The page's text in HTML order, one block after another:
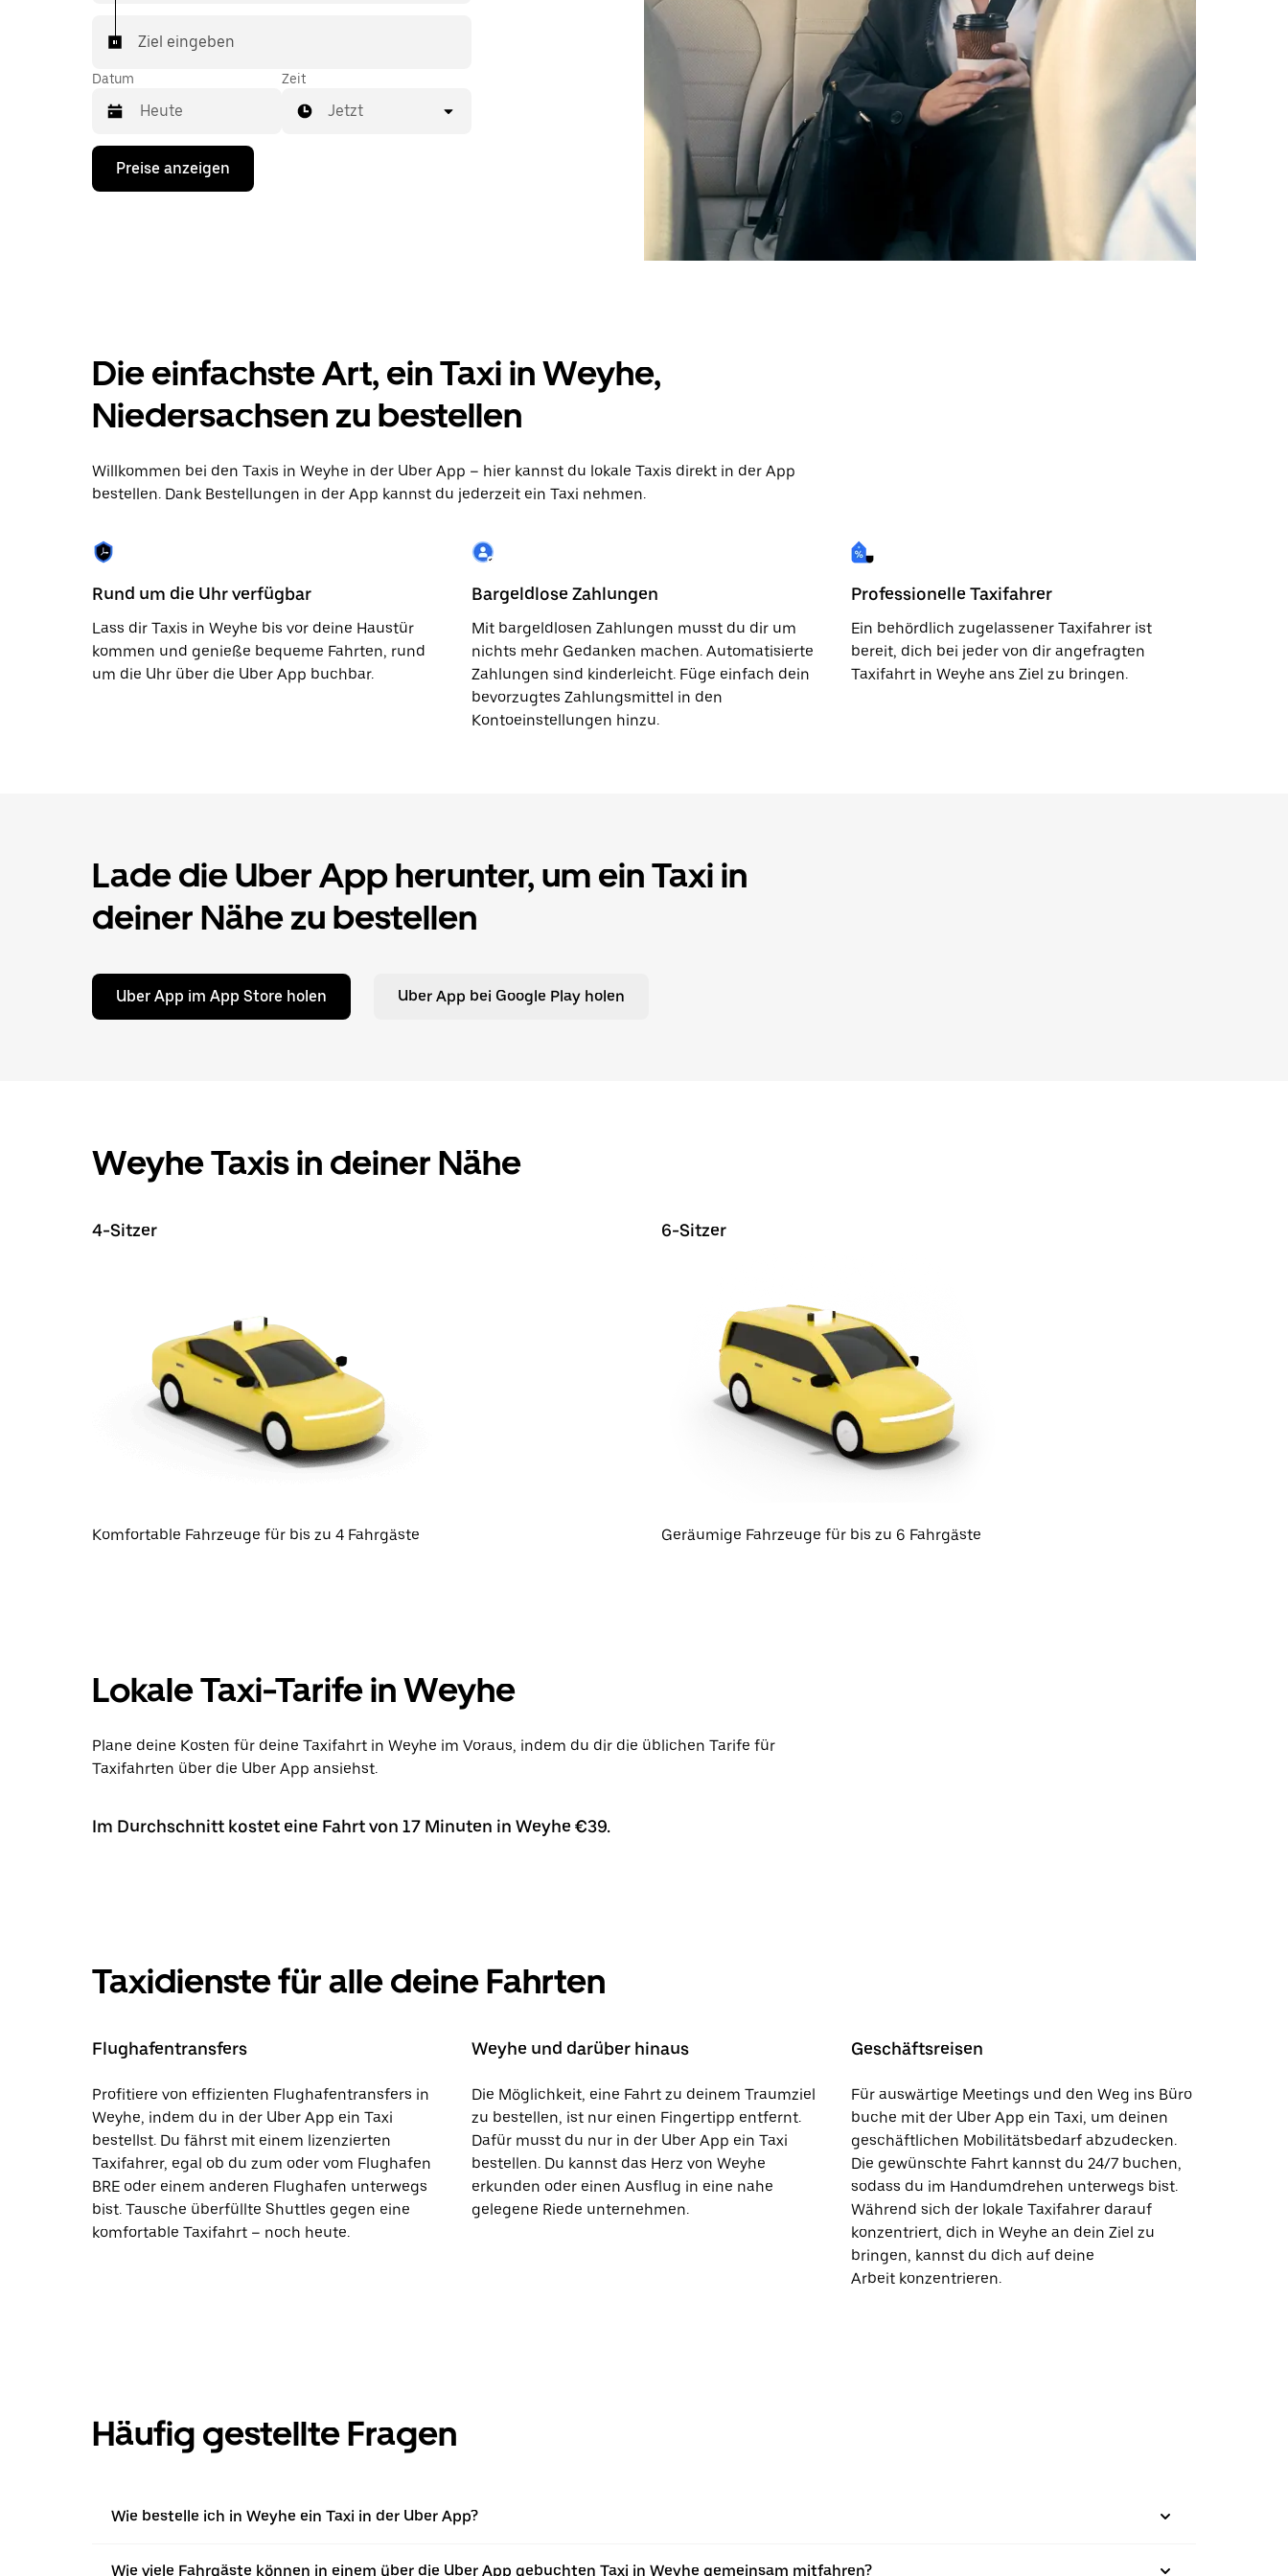
Ziel eingeben
Datum
Drücke
Nach-
ein
Datum
auszuwählen.
Drücke
Taste,
um
den
zu
schließen.
Zeit
Jetzt
Preise anzeigen
Die einfachste Art, ein Taxi in Weyhe,
Niedersachsen zu bestellen
Willkommen bei den Taxis in Weyhe in der Uber App – hier kannst du lokale Taxis direkt in der App
bestellen. Dank Bestellungen in der App kannst du jederzeit ein Taxi nehmen.
Rund um die Uhr verfügbar
Lass dir Taxis in Weyhe bis vor deine Haustür
kommen und genieße bequeme Fahrten, rund
um die Uhr über die Uber App buchbar.
Bargeldlose Zahlungen
Mit bargeldlosen Zahlungen musst du dir um
nichts mehr Gedanken machen. Automatisierte
Zahlungen sind kinderleicht. Füge einfach dein
bevorzugtes Zahlungsmittel in den
Kontoeinstellungen hinzu.
Professionelle Taxifahrer
Ein behördlich zugelassener Taxifahrer ist
bereit, dich bei jeder von dir angefragten
Taxifahrt in Weyhe ans Ziel zu bringen.
Lade die Uber App herunter, um ein Taxi in
deiner Nähe zu bestellen
Uber App im App Store holen Uber App bei Google Play holen
Weyhe Taxis in deiner Nähe
4-Sitzer
Komfortable Fahrzeuge für bis zu 4 Fahrgäste
6-Sitzer
Geräumige Fahrzeuge für bis zu 6 Fahrgäste
Lokale Taxi-Tarife in Weyhe
Plane deine Kosten für deine Taxifahrt in Weyhe im Voraus, indem du dir die üblichen Tarife für
Taxifahrten über die Uber App ansiehst.
Im Durchschnitt kostet eine Fahrt von 17 Minuten in Weyhe €39.
Taxidienste für alle deine Fahrten
Flughafentransfers
Profitiere von effizienten Flughafentransfers in
Weyhe, indem du in der Uber App ein Taxi
bestellst. Du fährst mit einem lizenzierten
Taxifahrer, egal ob du zum oder vom Flughafen
BRE oder einem anderen Flughafen unterwegs
bist. Tausche überfüllte Shuttles gegen eine
komfortable Taxifahrt – noch heute.
Weyhe und darüber hinaus
Die Möglichkeit, eine Fahrt zu deinem Traumziel
zu bestellen, ist nur einen Fingertipp entfernt.
Dafür musst du nur in der Uber App ein Taxi
bestellen. Du kannst das Herz von Weyhe
erkunden oder einen Ausflug in eine nahe
gelegene Riede unternehmen.
Geschäftsreisen
Für auswärtige Meetings und den Weg ins Büro
buche mit der Uber App ein Taxi, um deinen
geschäftlichen Mobilitätsbedarf abzudecken.
Die gewünschte Fahrt kannst du 24/7 buchen,
sodass du im Handumdrehen unterwegs bist.
Während sich der lokale Taxifahrer darauf
konzentriert, dich in Weyhe an dein Ziel zu
bringen, kannst du dich auf deine
Arbeit konzentrieren.
Häufig gestellte Fragen
Wie bestelle ich in Weyhe ein Taxi in der Uber App?
Wie viele Fahrgäste können in einem über die Uber App gebuchten Taxi in Weyhe gemeinsam mitfahren?